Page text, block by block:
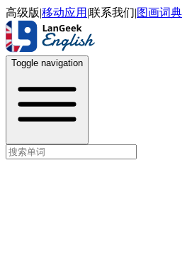
高级版|移动应用 |联系我们|图画词典
Toggle navigation